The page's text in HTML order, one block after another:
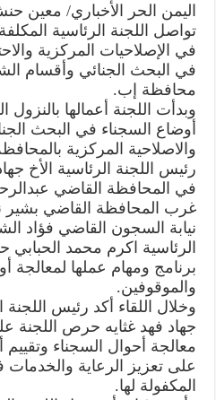
اليمن الحر الأخباري/ معين
تواصل اللجنة الرئاسية
في الإصلاحيات المركزية
في البحث الجنائي وأقسام
محافظة إب.
وبدأت اللجنة أعمالها بالنزول
أوضاع السجناء في البحث
والاصلاحية المركزية
رئيس اللجنة الرئاسية الأخ
في المحافظة القاضي
غرب المحافظة القاضي بشير
نيابة السجون القاضي فؤاد
الرئاسية اكرم محمد
برنامج ومهام عملها لمعالجة
والموقوفين.
وخلال اللقاء أكد رئيس اللجنة
جهاد فهد غثايه حرص اللجنة
معالجة أحوال السجناء
على تعزيز الرعاية والخدمات
المكفولة لها.